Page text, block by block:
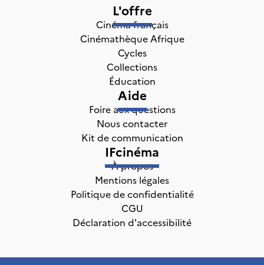
L'offre
Cinéma français
Cinémathèque Afrique
Cycles
Collections
Éducation
Aide
Foire aux questions
Nous contacter
Kit de communication
IFcinéma
À propos
Mentions légales
Politique de confidentialité
CGU
Déclaration d'accessibilité